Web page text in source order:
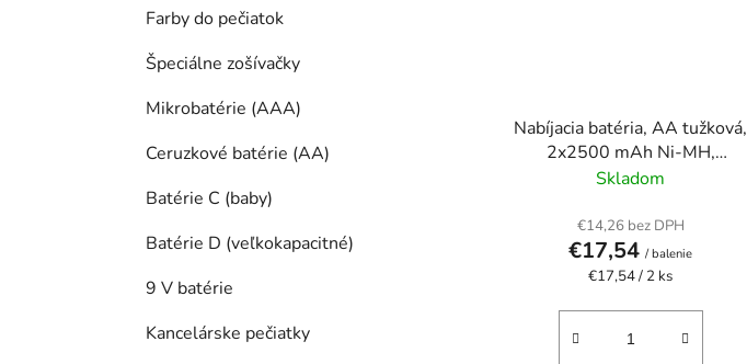
Farby do pečiatok
Špeciálne zošívačky
Mikrobatérie (AAA)
Ceruzkové batérie (AA)
Batérie C (baby)
Batérie D (veľkokapacitné)
9 V batérie
Kancelárske pečiatky
Nabíjacia batéria, AA tužková,
2x2500 mAh Ni-MH,
PANASONIC "Eneloop Pro"
Skladom
€14,26 bez DPH
€17,54/ balenie
Jednotková
€17,54 / 2 ks